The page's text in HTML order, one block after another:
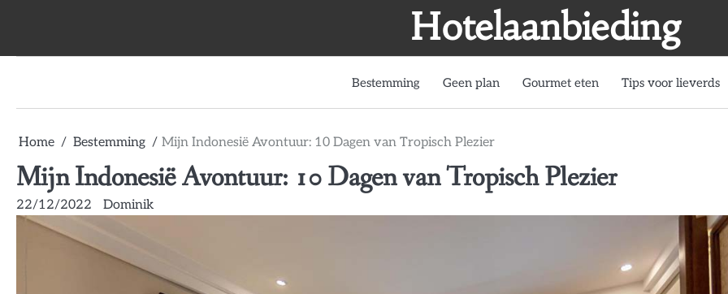
Hotelaanbieding
Bestemming Geen plan Gourmet eten Tips voor lieverds
Home Bestemming Mijn Indonesië Avontuur: 10 Dagen van Tropisch Plezier
Mijn Indonesië Avontuur: 10 Dagen van Tropisch Plezier
22/12/2022 Dominik